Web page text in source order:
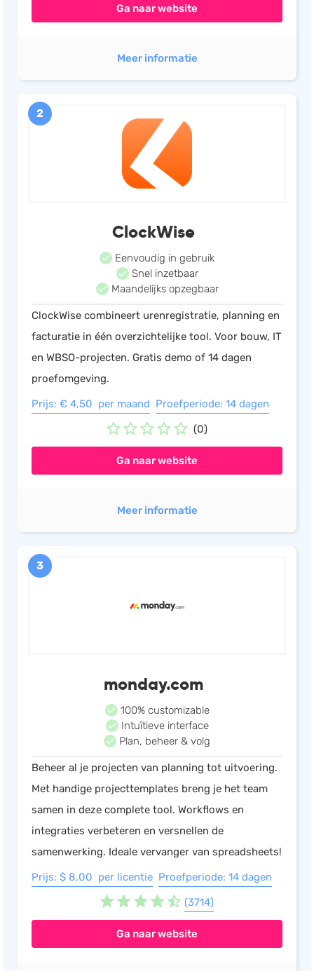
Ga naar website
Meer informatie
2
ClockWise
Eenvoudig in gebruik
Snel inzetbaar
Maandelijks opzegbaar
ClockWise combineert urenregistratie, planning en
facturatie in één overzichtelijke tool. Voor bouw, IT
en WBSO-projecten. Gratis demo of 14 dagen
proefomgeving.
Prijs: € 4,50 per maand Proefperiode: 14 dagen
(0)
Ga naar website
Meer informatie
3
monday.com
100% customizable
Intuïtieve interface
Plan, beheer & volg
Beheer al je projecten van planning tot uitvoering.
Met handige projecttemplates breng je het team
samen in deze complete tool. Workflows en
integraties verbeteren en versnellen de
samenwerking. Ideale vervanger van spreadsheets!
Prijs: $ 8,00 per licentie Proefperiode: 14 dagen
(3714)
Ga naar website